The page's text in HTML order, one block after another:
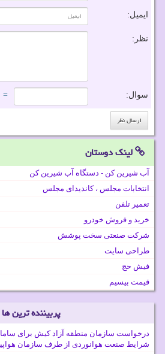
ایمیل:
نظر:
سوال: = ۵ بعلاوه ۴
لینک دوستان
آب شیرین کن - دستگاه آب شیرین کن
انتخابات مجلس ، کاندیدای مجلس
تعمیر تلفن
خرید و فروش خودرو
شرکت صنعتی سخت پوشش
طراحی سایت
فیش حج
قیمت بیسیم
پربیننده ترین ها
درخواست سازمان منطقه آزاد کیش برای
شرایط صنعت هوانوردی از طرف سازمان